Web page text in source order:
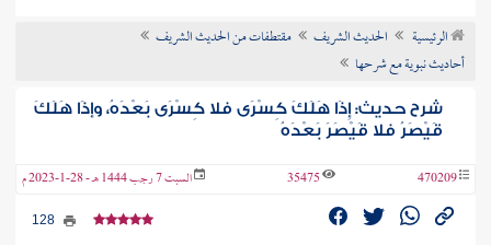
الفتوى
الرئيسية الحديث الشريف
مقتطفات من الحديث الشريف
أحاديث نبوية مع شرحها
شرح حديث: إِذَا هَلَكَ كِسْرَى فلا كِسْرَى بَعْدَهُ، وإذَا هَلَكَ
قَيْصَرُ فلا قَيْصَرَ بَعْدَهُ
470209
35475 السبت 7 رجب 1444 هـ - 28-1-2023 م